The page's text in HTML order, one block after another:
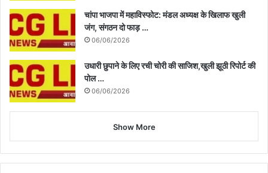
चांपा भाजपा में महाविस्फोट: मंडल अध्यक्ष के खिलाफ खुली
जंग, संगठन दो फाड़ …
06/06/2026
उधारी छुपाने के लिए रची चोरी की साजिश,खुली झूठी रिपोर्ट की
पोल …
06/06/2026
Show More